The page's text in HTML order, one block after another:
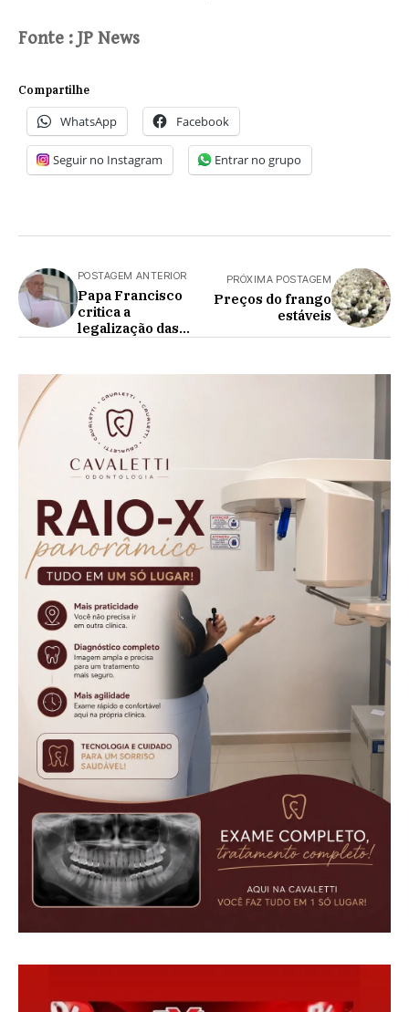
Fonte : JP News
Compartilhe
WhatsApp Facebook
Seguir no Instagram Entrar no grupo
POSTAGEM ANTERIOR
Papa Francisco
critica a
legalização das
sobre porte de
maconha
PRÓXIMA POSTAGEM
Preços do frango
estáveis